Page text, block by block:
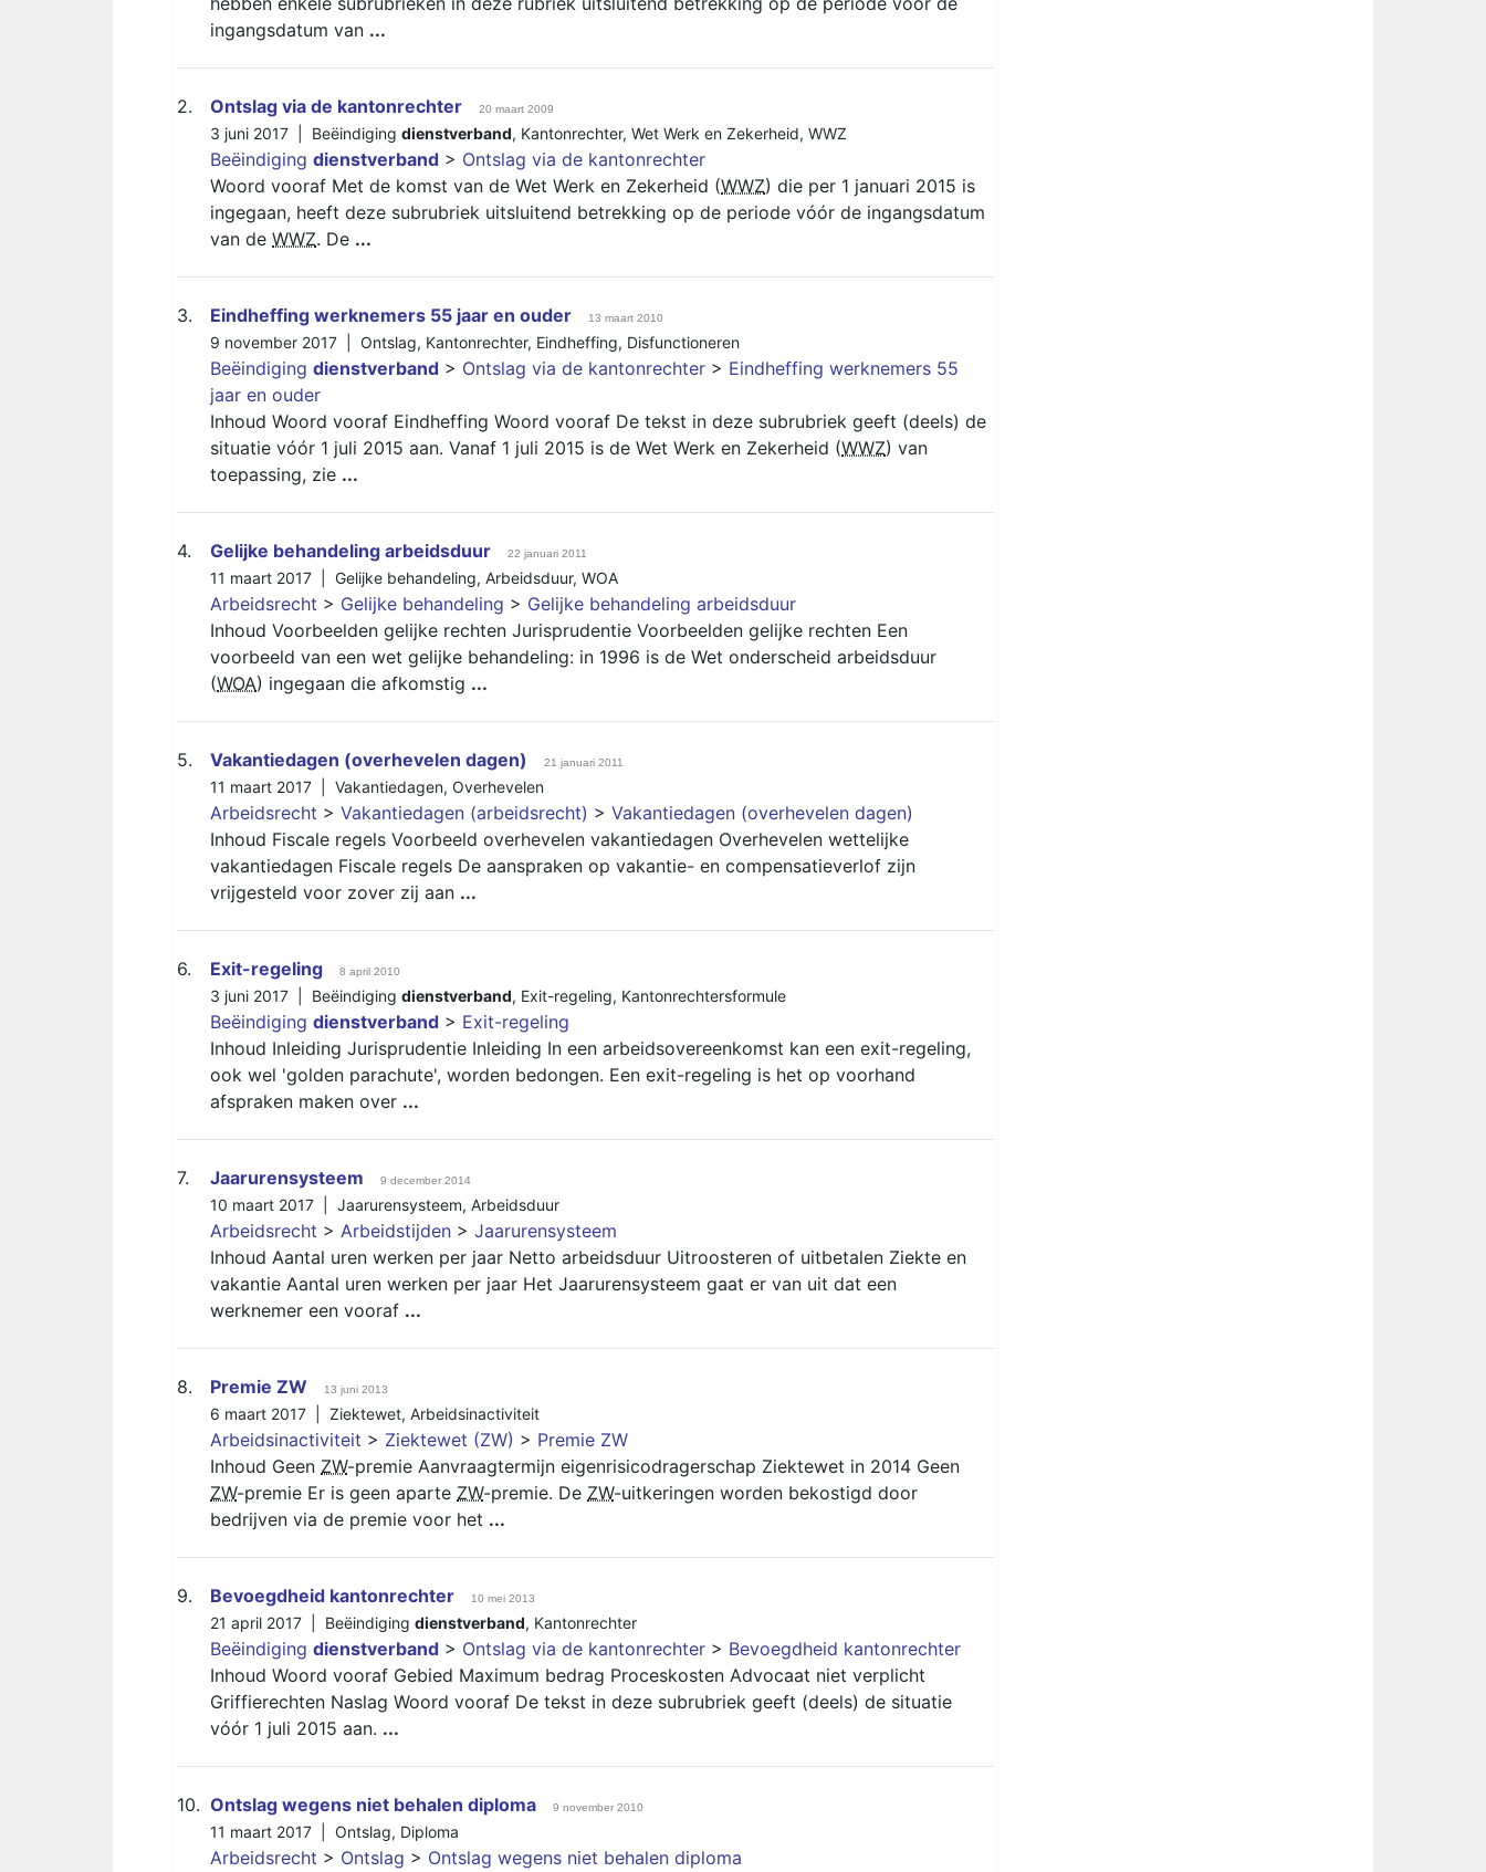
ingangsdatum van ...
2. Ontslag via de kantonrechter 20 maart 2009
3 juni 2017 | Beëindiging dienstverband, Kantonrechter, Wet Werk en Zekerheid, WWZ
Beëindiging dienstverband > Ontslag via de kantonrechter
Woord vooraf Met de komst van de Wet Werk en Zekerheid (WWZ) die per 1 januari 2015 is
ingegaan, heeft deze subrubriek uitsluitend betrekking op de periode vóór de ingangsdatum
van de WWZ. De ...
3. Eindheffing werknemers 55 jaar en ouder 13 maart 2010
9 november 2017 | Ontslag, Kantonrechter, Eindheffing, Disfunctioneren
Beëindiging dienstverband > Ontslag via de kantonrechter > Eindheffing werknemers 55
jaar en ouder
Inhoud Woord vooraf Eindheffing Woord vooraf De tekst in deze subrubriek geeft (deels) de
situatie vóór 1 juli 2015 aan. Vanaf 1 juli 2015 is de Wet Werk en Zekerheid (WWZ) van
toepassing, zie ...
4. Gelijke behandeling arbeidsduur 22 januari 2011
11 maart 2017 | Gelijke behandeling, Arbeidsduur, WOA
Arbeidsrecht > Gelijke behandeling > Gelijke behandeling arbeidsduur
Inhoud Voorbeelden gelijke rechten Jurisprudentie Voorbeelden gelijke rechten Een
voorbeeld van een wet gelijke behandeling: in 1996 is de Wet onderscheid arbeidsduur
(WOA) ingegaan die afkomstig ...
5. Vakantiedagen (overhevelen dagen) 21 januari 2011
11 maart 2017 | Vakantiedagen, Overhevelen
Arbeidsrecht > Vakantiedagen (arbeidsrecht) > Vakantiedagen (overhevelen dagen)
Inhoud Fiscale regels Voorbeeld overhevelen vakantiedagen Overhevelen wettelijke
vakantiedagen Fiscale regels De aanspraken op vakantie- en compensatieverlof zijn
vrijgesteld voor zover zij aan ...
6. Exit-regeling 8 april 2010
3 juni 2017 | Beëindiging dienstverband, Exit-regeling, Kantonrechtersformule
Beëindiging dienstverband > Exit-regeling
Inhoud Inleiding Jurisprudentie Inleiding In een arbeidsovereenkomst kan een exit-regeling,
ook wel 'golden parachute', worden bedongen. Een exit-regeling is het op voorhand
afspraken maken over ...
7. Jaarurensysteem 9 december 2014
10 maart 2017 | Jaarurensysteem, Arbeidsduur
Arbeidsrecht > Arbeidstijden > Jaarurensysteem
Inhoud Aantal uren werken per jaar Netto arbeidsduur Uitroosteren of uitbetalen Ziekte en
vakantie Aantal uren werken per jaar Het Jaarurensysteem gaat er van uit dat een
werknemer een vooraf ...
8. Premie ZW 13 juni 2013
6 maart 2017 | Ziektewet, Arbeidsinactiviteit
Arbeidsinactiviteit > Ziektewet (ZW) > Premie ZW
Inhoud Geen ZW-premie Aanvraagtermijn eigenrisicodragerschap Ziektewet in 2014 Geen
ZW-premie Er is geen aparte ZW-premie. De ZW-uitkeringen worden bekostigd door
bedrijven via de premie voor het ...
9. Bevoegdheid kantonrechter 10 mei 2013
21 april 2017 | Beëindiging dienstverband, Kantonrechter
Beëindiging dienstverband > Ontslag via de kantonrechter > Bevoegdheid kantonrechter
Inhoud Woord vooraf Gebied Maximum bedrag Proceskosten Advocaat niet verplicht
Griffierechten Naslag Woord vooraf De tekst in deze subrubriek geeft (deels) de situatie
vóór 1 juli 2015 aan. ...
10. Ontslag wegens niet behalen diploma 9 november 2010
11 maart 2017 | Ontslag, Diploma
Arbeidsrecht > Ontslag > Ontslag wegens niet behalen diploma